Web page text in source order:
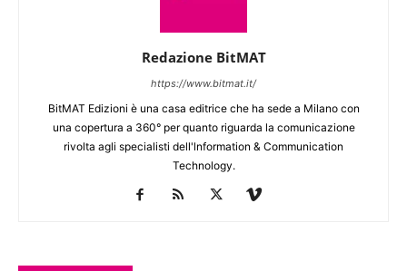
Redazione BitMAT
https://www.bitmat.it/
BitMAT Edizioni è una casa editrice che ha sede a Milano con
una copertura a 360° per quanto riguarda la comunicazione
rivolta agli specialisti dell'lnformation & Communication
Technology.